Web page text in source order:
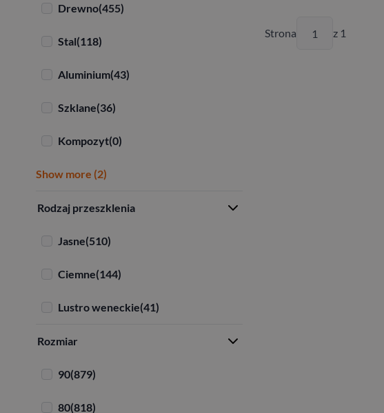
Drewno(455)
Stal(118)
Aluminium(43)
Szklane(36)
Kompozyt(0)
Show more (2)
Rodzaj przeszklenia
Jasne(510)
Ciemne(144)
Lustro weneckie(41)
Rozmiar
90(879)
80(818)
Strona z 1